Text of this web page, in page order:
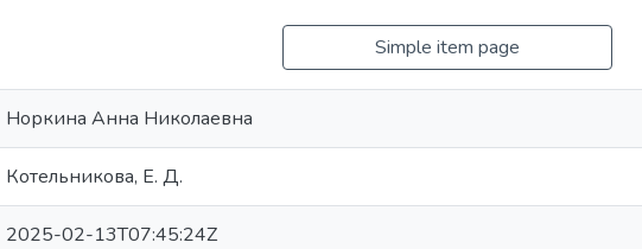
Simple item page
Норкина Анна Николаевна
Котельникова, Е. Д.
2025-02-13T07:45:24Z